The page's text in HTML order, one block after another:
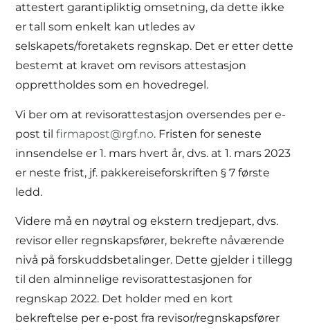
attestert garantipliktig omsetning, da dette ikke
er tall som enkelt kan utledes av
selskapets/foretakets regnskap. Det er etter dette
bestemt at kravet om revisors attestasjon
opprettholdes som en hovedregel.
Vi ber om at revisorattestasjon oversendes per e-
post tilfirmapost@rgf.no. Fristen for seneste
innsendelse er 1. mars hvert år, dvs. at 1. mars 2023
er neste frist, jf. pakkereiseforskriften § 7 første
ledd.
Videre må en nøytral og ekstern tredjepart, dvs.
revisor eller regnskapsfører, bekrefte nåværende
nivå på forskuddsbetalinger. Dette gjelder i tillegg
til den alminnelige revisorattestasjonen for
regnskap 2022. Det holder med en kort
bekreftelse per e-post fra revisor/regnskapsfører